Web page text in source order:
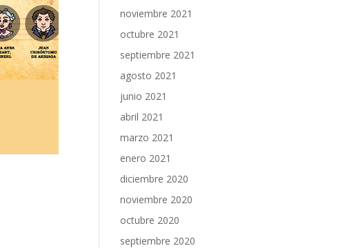
noviembre 2021
octubre 2021
septiembre 2021
agosto 2021
junio 2021
abril 2021
marzo 2021
enero 2021
diciembre 2020
noviembre 2020
octubre 2020
septiembre 2020